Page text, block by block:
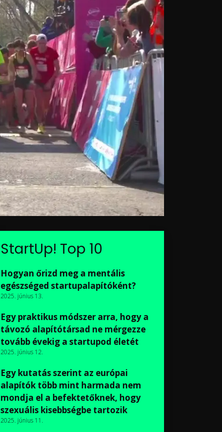
StartUp! Top 10
Hogyan őrizd meg a mentális
egészséged startupalapítóként?
2025. június 13.
Egy praktikus módszer arra, hogy a
távozó alapítótársad ne mérgezze
tovább évekig a startupod életét
2025. június 12.
Egy kutatás szerint az európai
alapítók több mint harmada nem
mondja el a befektetőknek, hogy
szexuális kisebbségbe tartozik
2025. június 11.